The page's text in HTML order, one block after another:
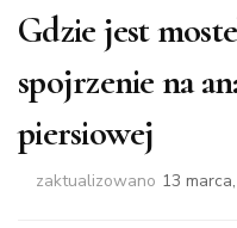
Gdzie jest
spojrzenie na
piersiowej
zaktualizowano 13